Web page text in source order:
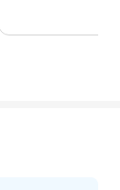
απλά
για μια